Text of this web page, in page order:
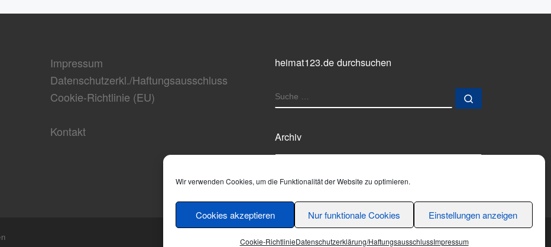
Wir verwenden Cookies, um die Funktionalität der Website zu optimieren.
Cookies akzeptieren Nur funktionale Cookies Einstellungen anzeigen
Cookie-RichtlinieDatenschutzerklärung/HaftungsausschlussImpressum
Impressum
Datenschutzerkl./Haftungsausschluss
Cookie-Richtlinie (EU)
Kontakt
heimat123.de durchsuchen
SUCHE
Archiv